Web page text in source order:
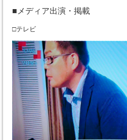
■メディア出演・掲載
□テレビ